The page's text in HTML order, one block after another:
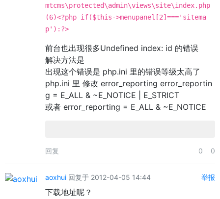
mtcms\protected\admin\views\site\index.php
(6)<?php if($this->menupanel[2]==='sitema
p'):?>
前台也出现很多Undefined index: id 的错误
解决方法是
出现这个错误是 php.ini 里的错误等级太高了
php.ini 里 修改 error_reporting error_reportin
g = E_ALL & ~E_NOTICE | E_STRICT
或者 error_reporting = E_ALL & ~E_NOTICE
回复 0 0
aoxhui 回复于 2012-04-05 14:44 举报
下载地址呢？